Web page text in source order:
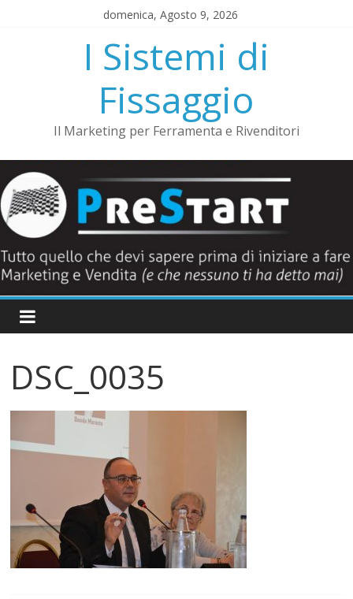
domenica, Agosto 9, 2026
I Sistemi di
Fissaggio
Il Marketing per Ferramenta e Rivenditori
DSC_0035